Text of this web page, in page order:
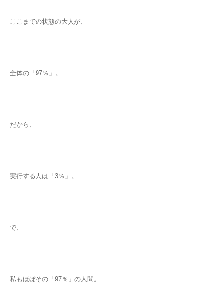
ここまでの状態の大人が、
全体の「97％」。
だから、
実行する人は「3％」。
で、
私もほぼその「97％」の人間。